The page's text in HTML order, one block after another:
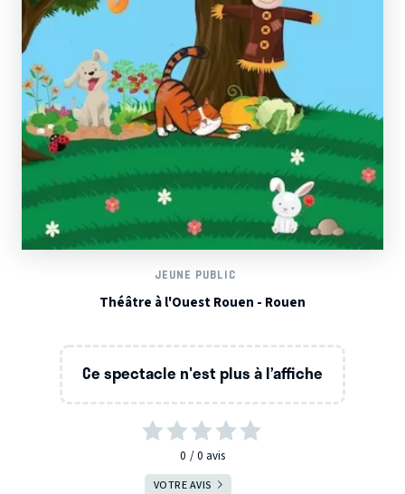
JEUNE PUBLIC
Théâtre à l'Ouest Rouen - Rouen
Ce spectacle n'est plus à l’affiche
0 0 avis
VOTRE AVIS